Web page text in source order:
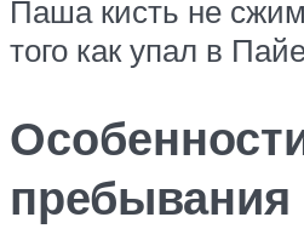
Паша кисть не
того как упал в
пребывания